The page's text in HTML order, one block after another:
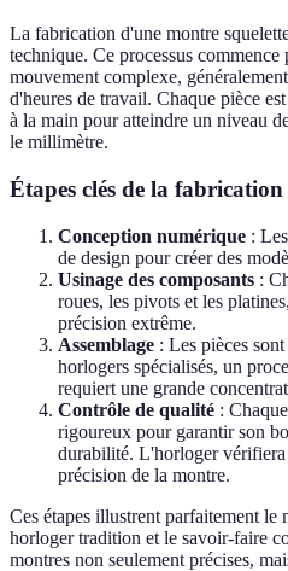
La fabrication d'une montre
technique. Ce processus
mouvement complexe,
d'heures de travail. Chaque pièce
à la main pour atteindre un niveau
le millimètre.
Étapes clés de la fabrication
Conception numérique :
de design pour créer des
Usinage des composants :
roues, les pivots et les
précision extrême.
Assemblage : Les pièces
horlogers spécialisés, un
requiert une grande
Contrôle de qualité :
rigoureux pour garantir son
durabilité. L'horloger vérifiera
précision de la montre.
Ces étapes illustrent parfaitement le
horloger tradition et le savoir-faire
montres non seulement précises,